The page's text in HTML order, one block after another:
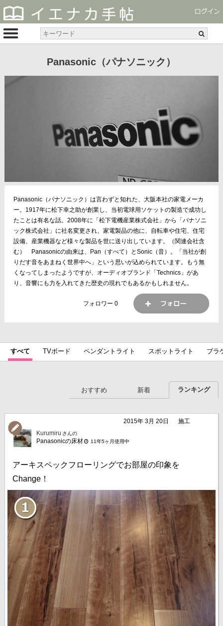
Panasonic（パナソニック）
Panasonic（パナソニック）は言わずと知れた、大阪本社の家電メーカ
ー。1917年に松下幸之助が創業し、当初電球用ソケットの製造で成功し
たことは有名な話。2008年に「松下電機産業株式会社」から「パナソニ
ック株式会社」に社名変更され、家電製品の他に、自転車や住宅、住宅
設備、産業機器など様々な製品を世に送り出しています。（関連会社含
む） Panasonicの由来は、Pan（すべて）とSonic（音）。「当社が創
りだす音をあまねく世界中へ」という思いが込められています。もう無
くなってしまったようですが、オーディオブランド「Technics」があ
り、音響にも力を入れてきた歴史の現れでもあるかもしれません。
フォロワー0
すべて TVボード ペンダントライト スポットライト ブラ
ペーパーホルダー トイレ手洗
オーブン・レンジ 食器洗い乾燥機 除湿
おすすめ 新着 ランキング
2015年 3月 20日
施工
Kurumiru さんの
Panasonicの床材 11年5ヶ月使用中
アーキスペックフローリングでお部屋の印象を
Change！